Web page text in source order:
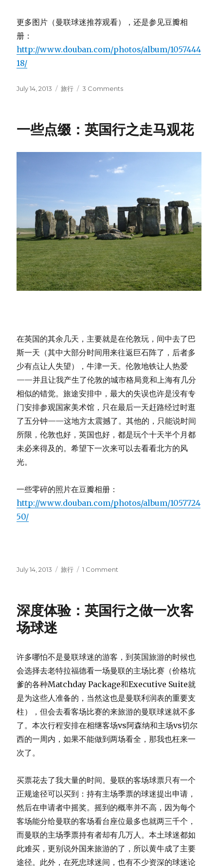
更多图片（曼联球迷推荐观看），还是参见豆瓣相
册：
http://www.douban.com/photos/album/1057444
18/
Posted
July 14, 2013 Categories
旅行 3 Comments
英
老
德
朝
圣
一些点缀：英国行之走马观花
在英国的其余几天，主要就是在伦敦玩，间中去了巴
斯一天（其中大部分时间用来往返巨石阵了，后者多
少有点让人失望），牛津一天。伦敦地铁让人热爱
——并且让我产生了伦敦的城市格局竟和上海有几分
相似的错觉。旅途安排中，最大的失误也许是没有专
门安排参观国家美术馆，只在最后一天赶路经过时逛
了五分钟——这地方太震撼了。其他的，只能说时间
所限，伦敦也好，英国也好，都是玩个十天半个月都
未必来得及的。希望下一次来可以去看看北方的风
光。
一些零碎的照片在豆瓣相册：
http://www.douban.com/photos/album/1057724
50/
Posted
July 14, 2013 Categories
旅行 1 Comment
缀：
走
马
观
深度体验：英国行之做一次客
场球迷
许多哪怕不是曼联球迷的游客，到英国旅游的时候也
会选择去老特拉福德看一场曼联的主场比赛（价格坑
爹的各种Matchday Package和Executive Suite就
是为这些人准备的，当然这也是曼联利润表的重要支
柱），但会去看客场比赛的来旅游的曼联球迷就不多
了。本次行程安排在相继客场vs阿森纳和主场vs切尔
西的一周内，如果不能做到两场看全，那我也枉来一
次了。
买票花去了我大量的时间。曼联的客场球票只有一个
正规途径可以买到：持有主场季票的球迷提出申请，
然后在申请者中摇奖。摇到的概率并不高，因为每个
客场能分给曼联的客场看台座位最多也就两三千个，
而曼联的主场季票持有者却有几万人。本土球迷都如
此难买，更别说外国来旅游的了，所以黄牛成了主要
途径。此外，在死忠球迷间，也有不少资深的球迷论